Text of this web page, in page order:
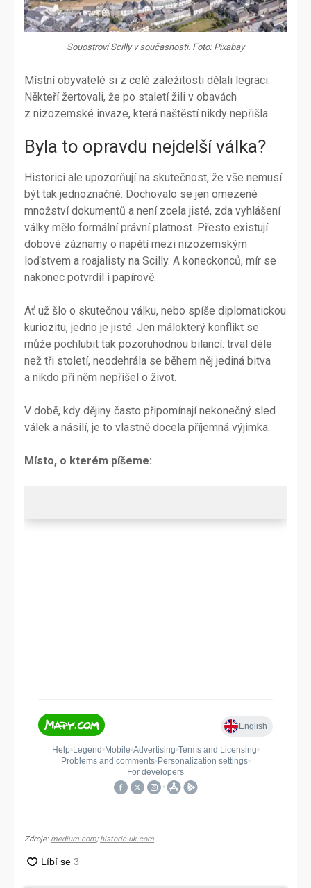
Souostroví Scilly v současnosti. Foto: Pixabay
Místní obyvatelé si z celé záležitosti dělali legraci.
Někteří žertovali, že po staletí žili v obavách
z nizozemské invaze, která naštěstí nikdy nepřišla.
Byla to opravdu nejdelší válka?
Historici ale upozorňují na skutečnost, že vše nemusí
být tak jednoznačné. Dochovalo se jen omezené
množství dokumentů a není zcela jisté, zda vyhlášení
války mělo formální právní platnost. Přesto existují
dobové záznamy o napětí mezi nizozemským
loďstvem a roajalisty na Scilly. A koneckonců, mír se
nakonec potvrdil i papírově.
Ať už šlo o skutečnou válku, nebo spíše diplomatickou
kuriozitu, jedno je jisté. Jen málokterý konflikt se
může pochlubit tak pozoruhodnou bilancí: trval déle
než tři století, neodehrála se během něj jediná bitva
a nikdo při něm nepřišel o život.
V době, kdy dějiny často připomínají nekonečný sled
válek a násilí, je to vlastně docela příjemná výjimka.
Místo, o kterém píšeme:
Zdroje: medium.com; historic-uk.com